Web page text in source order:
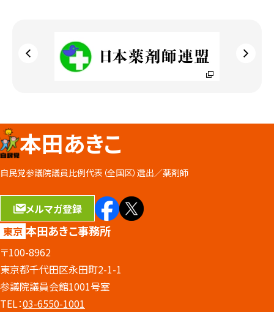
本田あきこ
自民党参議院議員比例代表（全国区）選出／薬剤師
メルマガ登録
東京 本田あきこ事務所
〒100-8962
東京都千代田区永田町2-1-1
参議院議員会館1001号室
TEL：03-6550-1001